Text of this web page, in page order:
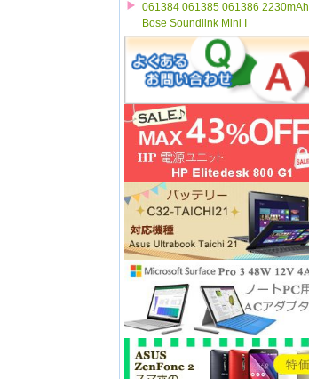
061384 061385 061386 2230mAh
Bose Soundlink Mini I